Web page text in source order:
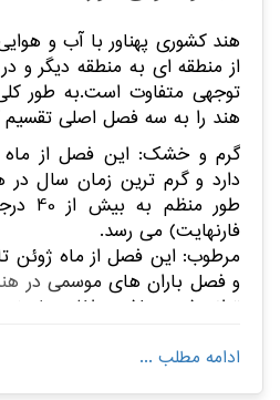
پایتخت:دهلی نو
زبان:هندی
ساعت محلی:2 ساعت جلوتر از ایران
وسعت:
جمعیت:یک میلیارد و 300 میلیون نفر
هند از سمت شمال غربی با کشور
کشور های چین، بوتان، نپال و
کشورهای برمه و بنگلادش
بنگال،دریای عمان و اقیانوس هند
آگرا، اودایپور،کلکته.
هند کشوری پهناور با آب و
از منطقه ای به منطقه دیگر و
توجهی متفاوت است.به طور
هند را به سه فصل اصلی تقسیم
گرم و خشک: این فصل از ماه
دارد و گرم ترین زمان سال
فارنهایت) می رسد.
مرطوب: این فصل از ماه ژوئن تا
و فصل باران های موسمی در
تواند شدید باشد و اغلب باعث
و خنک ترین زمان سال در هند
ادامه مطلب ...